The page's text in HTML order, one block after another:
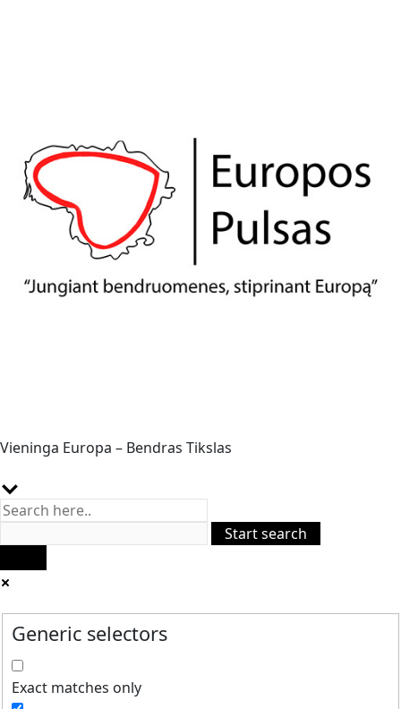
Vieninga Europa – Bendras Tikslas
Generic selectors
Exact matches only